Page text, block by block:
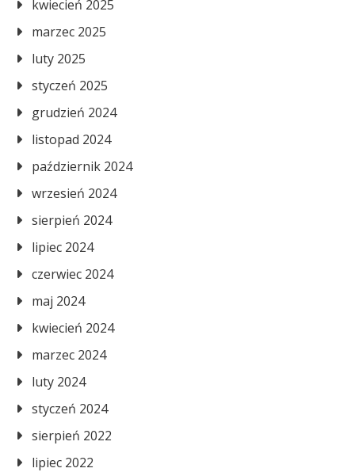
kwiecień 2025
marzec 2025
luty 2025
styczeń 2025
grudzień 2024
listopad 2024
październik 2024
wrzesień 2024
sierpień 2024
lipiec 2024
czerwiec 2024
maj 2024
kwiecień 2024
marzec 2024
luty 2024
styczeń 2024
sierpień 2022
lipiec 2022